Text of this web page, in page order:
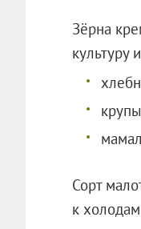
Зёрна
культуру
Сорт
к